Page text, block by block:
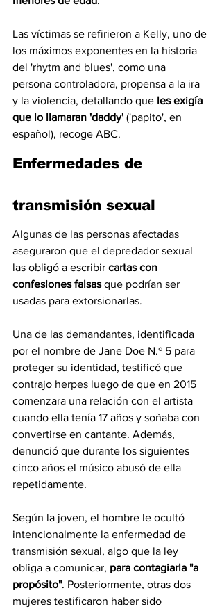
Las víctimas se refirieron a Kelly, uno de
los máximos exponentes en la historia
del 'rhytm and blues', como una
persona controladora, propensa a la ira
y la violencia, detallando que les exigía
que lo llamaran 'daddy' ('papito', en
español), recoge ABC.
Enfermedades de
transmisión sexual
Algunas de las personas afectadas
aseguraron que el depredador sexual
las obligó a escribir cartas con
confesiones falsas que podrían ser
usadas para extorsionarlas.
Una de las demandantes, identificada
por el nombre de Jane Doe N.º 5 para
proteger su identidad, testificó que
contrajo herpes luego de que en 2015
comenzara una relación con el artista
cuando ella tenía 17 años y soñaba con
convertirse en cantante. Además,
denunció que durante los siguientes
cinco años el músico abusó de ella
repetidamente.
Según la joven, el hombre le ocultó
intencionalmente la enfermedad de
transmisión sexual, algo que la ley
obliga a comunicar, para contagiarla "a
propósito". Posteriormente, otras dos
mujeres testificaron haber sido